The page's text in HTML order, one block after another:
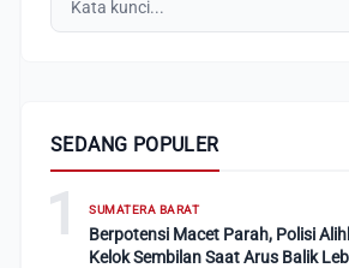
SEDANG POPULER
1 SUMATERA BARAT
Berpotensi Macet Parah, Polisi
Kelok Sembilan Saat Arus Balik